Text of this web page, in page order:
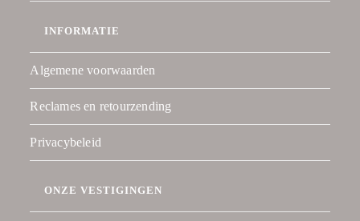
INFORMATIE
Algemene voorwaarden
Reclames en retourzending
Privacybeleid
ONZE VESTIGINGEN